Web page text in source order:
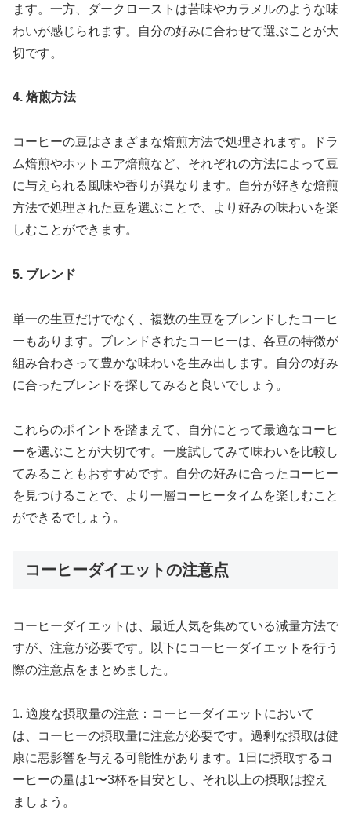
ます。一方、ダークローストは苦味やカラメルのような味
わいが感じられます。自分の好みに合わせて選ぶことが大
切です。
4. 焙煎方法
コーヒーの豆はさまざまな焙煎方法で処理されます。ドラ
ム焙煎やホットエア焙煎など、それぞれの方法によって豆
に与えられる風味や香りが異なります。自分が好きな焙煎
方法で処理された豆を選ぶことで、より好みの味わいを楽
しむことができます。
5. ブレンド
単一の生豆だけでなく、複数の生豆をブレンドしたコーヒ
ーもあります。ブレンドされたコーヒーは、各豆の特徴が
組み合わさって豊かな味わいを生み出します。自分の好み
に合ったブレンドを探してみると良いでしょう。
これらのポイントを踏まえて、自分にとって最適なコーヒ
ーを選ぶことが大切です。一度試してみて味わいを比較し
てみることもおすすめです。自分の好みに合ったコーヒー
を見つけることで、より一層コーヒータイムを楽しむこと
ができるでしょう。
コーヒーダイエットの注意点
コーヒーダイエットは、最近人気を集めている減量方法で
すが、注意が必要です。以下にコーヒーダイエットを行う
際の注意点をまとめました。
1. 適度な摂取量の注意：コーヒーダイエットにおいて
は、コーヒーの摂取量に注意が必要です。過剰な摂取は健
康に悪影響を与える可能性があります。1日に摂取するコ
ーヒーの量は1〜3杯を目安とし、それ以上の摂取は控え
ましょう。